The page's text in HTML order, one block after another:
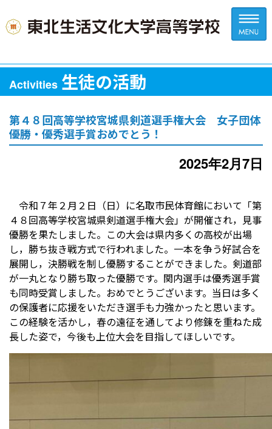
受験生の方へ 中学校の先生方へ
在校生の方へ 保護者の方へ
Activities 生徒の活動
第４８回高等学校宮城県剣道選手権大会 女子団体
優勝・優秀選手賞おめでとう！
2025年2月7日
令和７年２月２日（日）に名取市民体育館において「第
４８回高等学校宮城県剣道選手権大会」が開催され，見事
優勝を果たしました。この大会は県内多くの高校が出場
し，勝ち抜き戦方式で行われました。一本を争う好試合を
展開し，決勝戦を制し優勝することができました。剣道部
が一丸となり勝ち取った優勝です。関内選手は優秀選手賞
も同時受賞しました。おめでとうございます。当日は多く
の保護者に応援をいただき選手も力強かったと思います。
この経験を活かし，春の遠征を通してより修錬を重ねた成
長した姿で，今後も上位大会を目指してほしいです。